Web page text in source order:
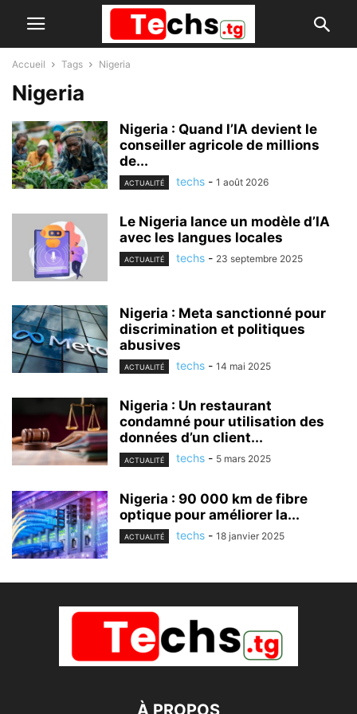
Accueil Tags Nigeria
Nigeria
Nigeria : Quand l’IA devient le
conseiller agricole de millions
de...
ACTUALITÉ techs - 1 août 2026
Le Nigeria lance un modèle d’IA
avec les langues locales
ACTUALITÉ techs - 23 septembre 2025
Nigeria : Meta sanctionné pour
discrimination et politiques
abusives
ACTUALITÉ techs - 14 mai 2025
Nigeria : Un restaurant
condamné pour utilisation des
données d’un client...
ACTUALITÉ techs - 5 mars 2025
Nigeria : 90 000 km de fibre
optique pour améliorer la...
ACTUALITÉ techs - 18 janvier 2025
À PROPOS